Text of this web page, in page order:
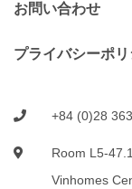
お問い合わせ
プライバシーポ
+84 (0)28
Room L5-
Vinhomes